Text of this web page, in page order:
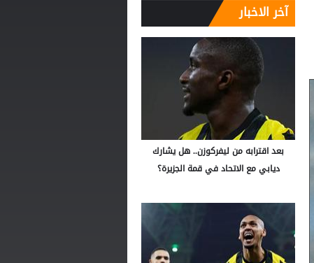
آخر الاخبار
بعد اقترابه من ليفركوزن.. هل يشارك
ديابي مع الاتحاد في قمة الجزيرة؟